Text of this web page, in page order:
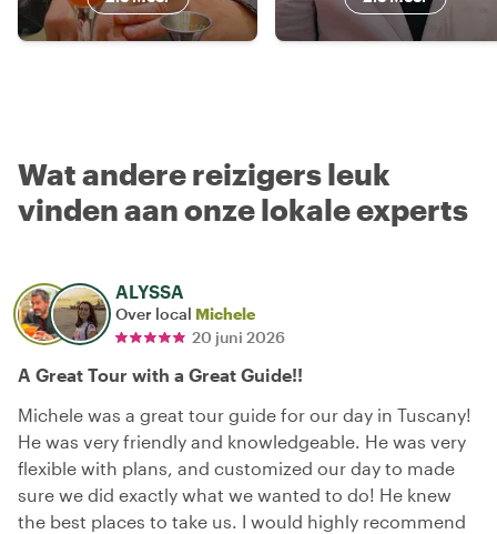
Wat andere reizigers leuk
vinden aan onze lokale experts
ALYSSA
Over local Michele
20 juni 2026
A Great Tour with a Great Guide!!
Michele was a great tour guide for our day in Tuscany!
He was very friendly and knowledgeable. He was very
flexible with plans, and customized our day to made
sure we did exactly what we wanted to do! He knew
the best places to take us. I would highly recommend